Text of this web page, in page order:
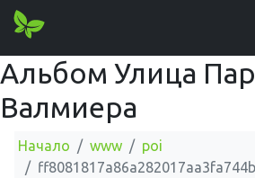
Альбом Улица
Валмиера
Начало www
poi